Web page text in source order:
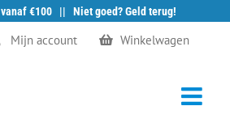
vanaf €100 || Niet goed? Geld terug!
Mijn account Winkelwagen